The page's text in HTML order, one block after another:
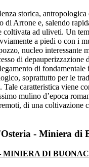
storica, antropologica
di Arrone e, salendo
coltivata ad uliveti. Un
a piedi o con i
nucleo interessante
di depauperizzazione
di fondamentale
soprattutto per le
caratteristica viene
mulino d’epoca
di una coltivazione
- Miniera di
MINIERA DI